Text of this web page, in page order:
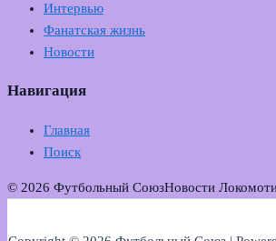
Интервью
Фанатская жизнь
Новости
Навигация
Главная
Поиск
© 2026 Футбольный СоюзНовости